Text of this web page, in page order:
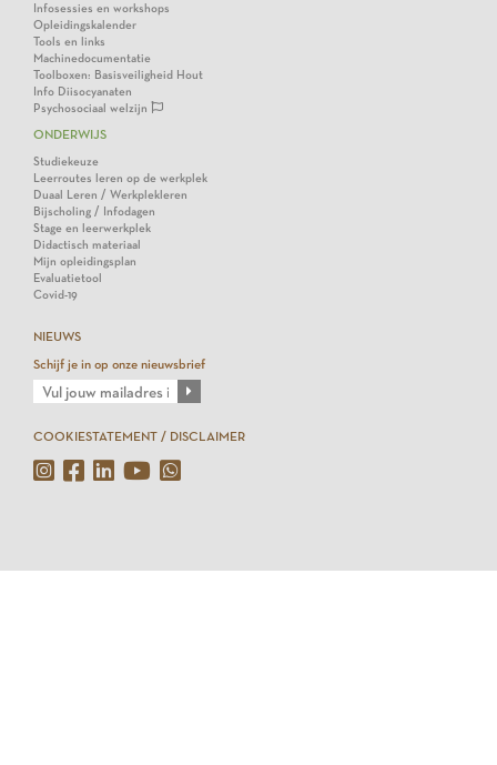
Infosessies en workshops
Opleidingskalender
Tools en links
Machinedocumentatie
Toolboxen: Basisveiligheid Hout
Info Diisocyanaten
Psychosociaal welzijn
ONDERWIJS
Studiekeuze
Leerroutes leren op de werkplek
Duaal Leren / Werkplekleren
Bijscholing / Infodagen
Stage en leerwerkplek
Didactisch materiaal
Mijn opleidingsplan
Evaluatietool
Covid-19
NIEUWS
Schijf je in op onze nieuwsbrief
COOKIESTATEMENT / DISCLAIMER